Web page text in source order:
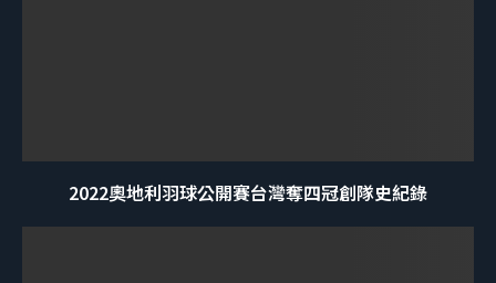
2022奧地利羽球公開賽台灣奪四冠創隊史紀錄